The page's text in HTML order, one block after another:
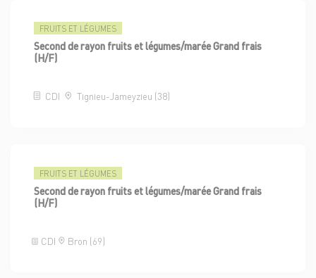
FRUITS ET LÉGUMES
Second de rayon fruits et légumes/marée Grand frais
(H/F)
CDI Tignieu-Jameyzieu (38)
FRUITS ET LÉGUMES
Second de rayon fruits et légumes/marée Grand frais
(H/F)
CDI Bron (69)